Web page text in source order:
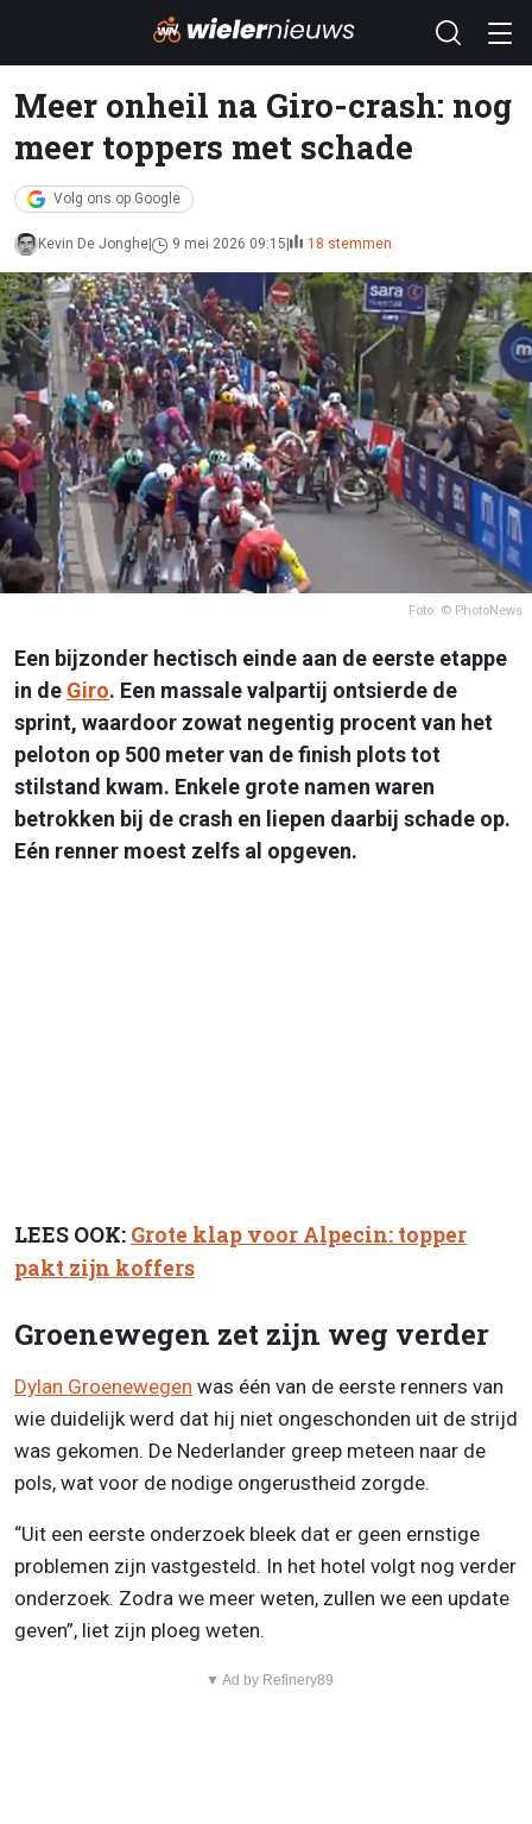
Meer onheil na Giro-crash: nog
meer toppers met schade
Volg ons op Google
Kevin De Jonghe 9 mei 2026 09:15 18 stemmen
Foto: © PhotoNews
Een bijzonder hectisch einde aan de eerste etappe
in de Giro. Een massale valpartij ontsierde de
sprint, waardoor zowat negentig procent van het
peloton op 500 meter van de finish plots tot
stilstand kwam. Enkele grote namen waren
betrokken bij de crash en liepen daarbij schade op.
Eén renner moest zelfs al opgeven.
LEES OOK: Grote klap voor Alpecin: topper
pakt zijn koffers
Groenewegen zet zijn weg verder
Dylan Groenewegen was één van de eerste renners van
wie duidelijk werd dat hij niet ongeschonden uit de strijd
was gekomen. De Nederlander greep meteen naar de
pols, wat voor de nodige ongerustheid zorgde.
“Uit een eerste onderzoek bleek dat er geen ernstige
problemen zijn vastgesteld. In het hotel volgt nog verder
onderzoek. Zodra we meer weten, zullen we een update
geven”, liet zijn ploeg weten.
▼ Ad by Refinery89